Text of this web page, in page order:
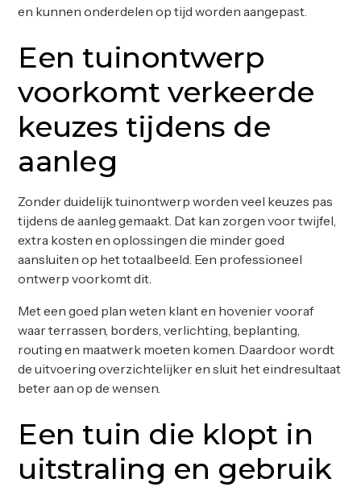
en kunnen onderdelen op tijd worden aangepast.
Een tuinontwerp
voorkomt verkeerde
keuzes tijdens de
aanleg
Zonder duidelijk tuinontwerp worden veel keuzes pas
tijdens de aanleg gemaakt. Dat kan zorgen voor twijfel,
extra kosten en oplossingen die minder goed
aansluiten op het totaalbeeld. Een professioneel
ontwerp voorkomt dit.
Met een goed plan weten klant en hovenier vooraf
waar terrassen, borders, verlichting, beplanting,
routing en maatwerk moeten komen. Daardoor wordt
de uitvoering overzichtelijker en sluit het eindresultaat
beter aan op de wensen.
Een tuin die klopt in
uitstraling en gebruik